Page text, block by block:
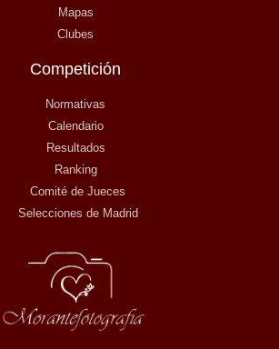
Mapas
Clubes
Competición
Normativas
Calendario
Resultados
Ranking
Comité de Jueces
Selecciones de Madrid